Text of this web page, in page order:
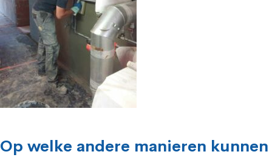
Op welke andere manieren kunnen